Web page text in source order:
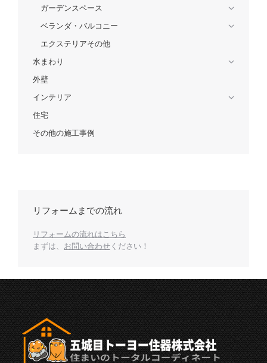
ガーデンスペース
ベランダ・バルコニー
エクステリアその他
水まわり
外壁
インテリア
住宅
その他の施工事例
リフォームまでの流れ
リフォームの流れはこちら
まずは、 お問い合わせ ください！